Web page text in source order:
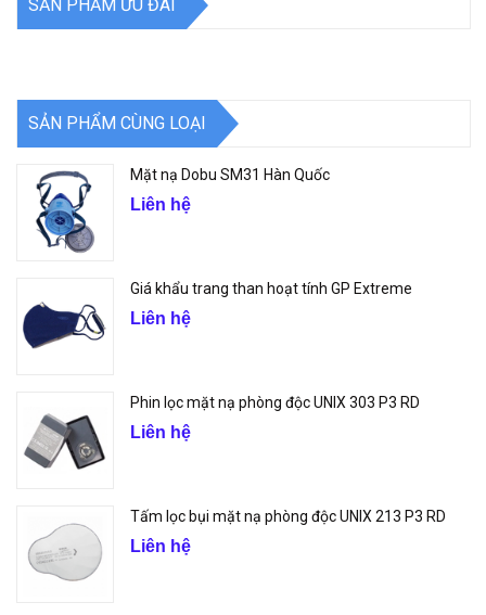
SẢN PHẨM ƯU ĐÃI
SẢN PHẨM CÙNG LOẠI
Mặt nạ Dobu SM31 Hàn Quốc
Liên hệ
Giá khẩu trang than hoạt tính GP Extreme
Liên hệ
Phin lọc mặt nạ phòng độc UNIX 303 P3 RD
Liên hệ
Tấm lọc bụi mặt nạ phòng độc UNIX 213 P3 RD
Liên hệ